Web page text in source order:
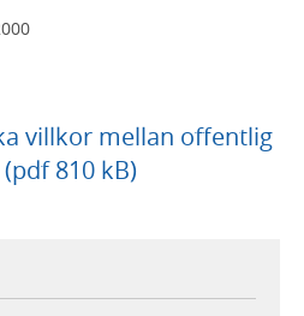
villkor mellan offentlig
810 kB)